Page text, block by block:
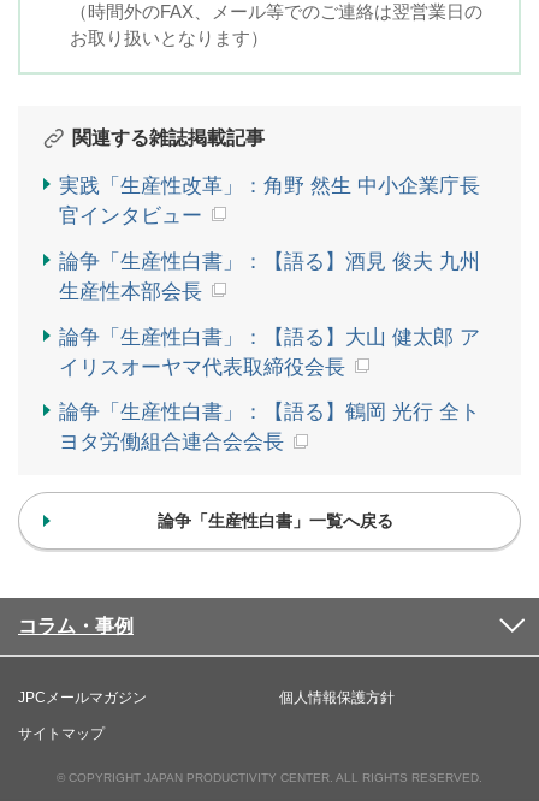
（時間外のFAX、メール等でのご連絡は翌営業日の
お取り扱いとなります）
関連する雑誌掲載記事
実践「生産性改革」：角野 然生 中小企業庁長
官インタビュー
論争「生産性白書」：【語る】酒見 俊夫 九州
生産性本部会長
論争「生産性白書」：【語る】大山 健太郎 ア
イリスオーヤマ代表取締役会長
論争「生産性白書」：【語る】鶴岡 光行 全ト
ヨタ労働組合連合会会長
論争「生産性白書」一覧へ戻る
コラム・事例
JPCメールマガジン 個人情報保護方針
サイトマップ
© COPYRIGHT JAPAN PRODUCTIVITY CENTER. ALL RIGHTS RESERVED.